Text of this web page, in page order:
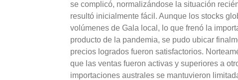
se complicó, normalizándose la situación
resultó inicialmente fácil. Aunque los stocks
volúmenes de Gala local, lo que frenó la
producto de la pandemia, se pudo ubicar
precios logrados fueron satisfactorios.
que las ventas fueron activas y superiores a
importaciones australes se mantuvieron